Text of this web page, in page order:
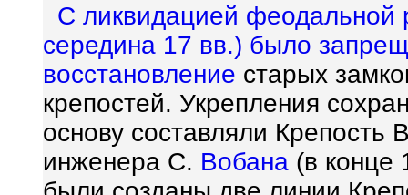
С ликвидацией феодальной
середина 17 вв.) было
восстановление старых
крепостей. Укрепления
основу составляли Крепость
инженера С. Вобана (в конце